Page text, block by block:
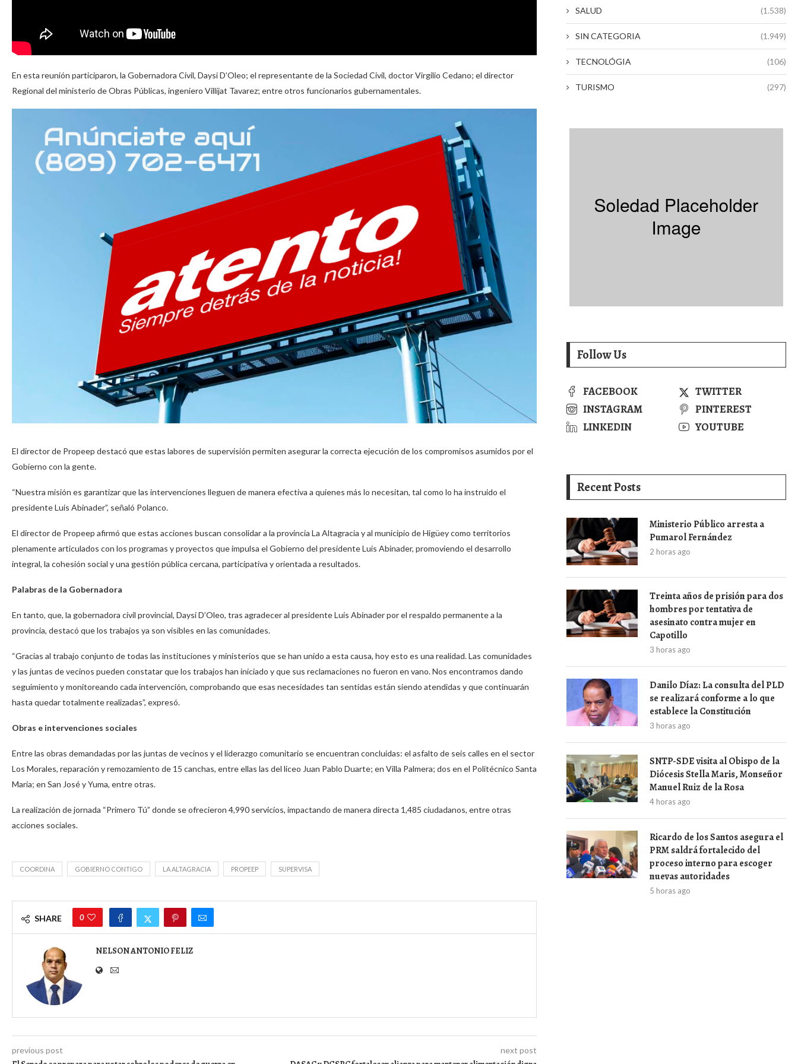
En esta reunión participaron, la Gobernadora Civil, Daysi D’Oleo; el representante de la Sociedad Civil, doctor Virgilio Cedano; el director
Regional del ministerio de Obras Públicas, ingeniero Villijat Tavarez; entre otros funcionarios gubernamentales.
El director de Propeep destacó que estas labores de supervisión permiten asegurar la correcta ejecución de los compromisos asumidos por el
Gobierno con la gente.
“Nuestra misión es garantizar que las intervenciones lleguen de manera efectiva a quienes más lo necesitan, tal como lo ha instruido el
presidente Luis Abinader”, señaló Polanco.
El director de Propeep afirmó que estas acciones buscan consolidar a la provincia La Altagracia y al municipio de Higüey como territorios
plenamente articulados con los programas y proyectos que impulsa el Gobierno del presidente Luis Abinader, promoviendo el desarrollo
integral, la cohesión social y una gestión pública cercana, participativa y orientada a resultados.
Palabras de la Gobernadora
En tanto, que, la gobernadora civil provincial, Daysi D’Oleo, tras agradecer al presidente Luis Abinader por el respaldo permanente a la
provincia, destacó que los trabajos ya son visibles en las comunidades.
“Gracias al trabajo conjunto de todas las instituciones y ministerios que se han unido a esta causa, hoy esto es una realidad. Las comunidades
y las juntas de vecinos pueden constatar que los trabajos han iniciado y que sus reclamaciones no fueron en vano. Nos encontramos dando
seguimiento y monitoreando cada intervención, comprobando que esas necesidades tan sentidas están siendo atendidas y que continuarán
hasta quedar totalmente realizadas”, expresó.
Obras e intervenciones sociales
Entre las obras demandadas por las juntas de vecinos y el liderazgo comunitario se encuentran concluidas: el asfalto de seis calles en el sector
Los Morales, reparación y remozamiento de 15 canchas, entre ellas las del liceo Juan Pablo Duarte; en Villa Palmera; dos en el Politécnico Santa
María; en San José y Yuma, entre otras.
La realización de jornada “Primero Tú” donde se ofrecieron 4,990 servicios, impactando de manera directa 1,485 ciudadanos, entre otras
acciones sociales.
COORDINA GOBIERNO CONTIGO LA ALTAGRACIA PROPEEP SUPERVISA
SHARE 0
NELSON ANTONIO FELIZ
previous post next post
SALUD (1.538)
SIN CATEGORIA (1.949)
TECNOLÓGIA (106)
TURISMO (297)
Follow Us
FACEBOOK
TWITTER
INSTAGRAM
PINTEREST
LINKEDIN
YOUTUBE
Recent Posts
Ministerio Público arresta a
Pumarol Fernández
2 horas ago
Treinta años de prisión para dos
hombres por tentativa de
asesinato contra mujer en
Capotillo
3 horas ago
Danilo Díaz: La consulta del PLD
se realizará conforme a lo que
establece la Constitución
3 horas ago
SNTP-SDE visita al Obispo de la
Diócesis Stella Maris, Monseñor
Manuel Ruiz de la Rosa
4 horas ago
Ricardo de los Santos asegura el
PRM saldrá fortalecido del
proceso interno para escoger
nuevas autoridades
5 horas ago